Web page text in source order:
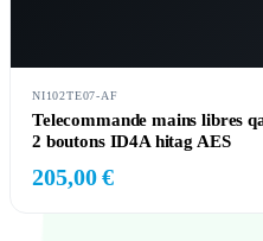
NI102TE07-AF
Telecommande mains libres
2 boutons ID4A hitag AES
205,00 €